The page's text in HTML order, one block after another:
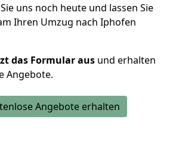
uns noch heute und lassen Sie
Ihren Umzug nach Iphofen
das Formular aus und erhalten
Angebote.
Angebote erhalten